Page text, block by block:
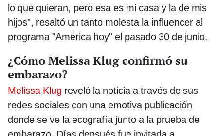
lo que quieran, pero esa es mi casa y la de mis
hijos”, resaltó un tanto molesta la influencer al
programa "América hoy" el pasado 30 de junio.
¿Cómo Melissa Klug confirmó su
embarazo?
Melissa Klug reveló la noticia a través de sus
redes sociales con una emotiva publicación
donde se ve la ecografía junto a la prueba de